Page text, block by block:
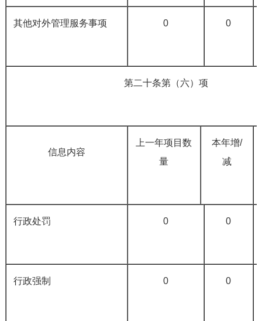
其他对外管理服务事项 0 0
第二十条第（六）项
信息内容
上一年项目数
量
本年增/
减
行政处罚 0 0
行政强制 0 0